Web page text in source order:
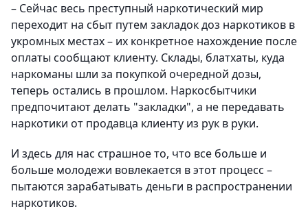
– Сейчас весь преступный наркотический мир
переходит на сбыт путем закладок доз наркотиков в
укромных местах – их конкретное нахождение после
оплаты сообщают клиенту. Склады, блатхаты, куда
наркоманы шли за покупкой очередной дозы,
теперь остались в прошлом. Наркосбытчики
предпочитают делать "закладки", а не передавать
наркотики от продавца клиенту из рук в руки.
И здесь для нас страшное то, что все больше и
больше молодежи вовлекается в этот процесс –
пытаются зарабатывать деньги в распространении
наркотиков.